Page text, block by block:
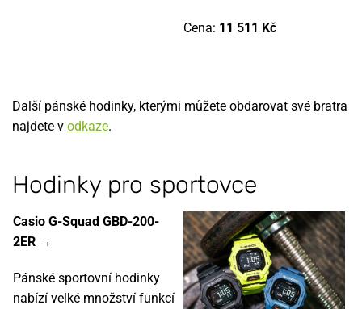
Cena: 11 511 Kč
Další pánské hodinky, kterými můžete obdarovat své bratra
najdete v odkaze.
Hodinky pro sportovce
Casio G-Squad GBD-200-
2ER →
Pánské sportovní hodinky
nabízí velké množství funkcí